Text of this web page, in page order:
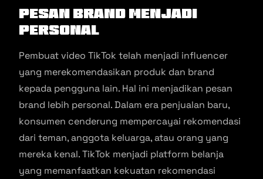
Pesan Brand Menjadi
Personal
Pembuat video TikTok telah menjadi influencer
yang merekomendasikan produk dan brand
kepada pengguna lain. Hal ini menjadikan pesan
brand lebih personal. Dalam era penjualan baru,
konsumen cenderung mempercayai rekomendasi
dari teman, anggota keluarga, atau orang yang
mereka kenal. TikTok menjadi platform belanja
yang memanfaatkan kekuatan rekomendasi